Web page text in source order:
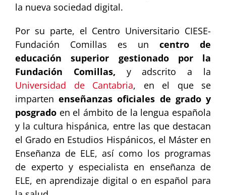
la nueva sociedad digital.
Por su parte, el Centro Universitario CIESE-
Fundación Comillas es un centro de
educación superior gestionado por la
Fundación Comillas, y adscrito a la
Universidad de Cantabria, en el que se
impartenenseñanzas oficiales de grado y
posgrado en el ámbito de la lengua española
y la cultura hispánica, entre las que destacan
el Grado en Estudios Hispánicos, el Máster en
Enseñanza de ELE, así como los programas
de experto y especialista en enseñanza de
ELE, en aprendizaje digital o en español para